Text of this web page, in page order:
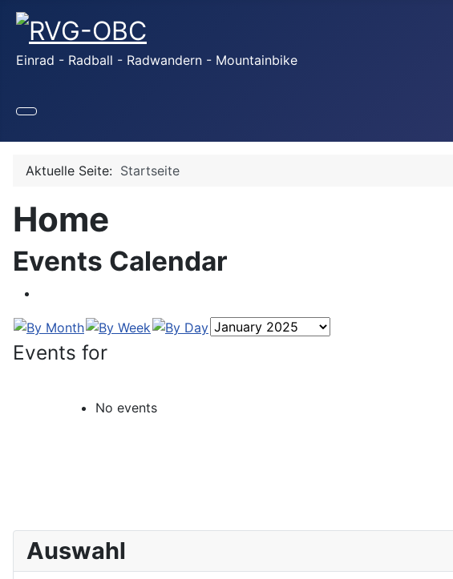
Einrad - Radball - Radwandern - Mountainbike
Aktuelle Seite: Startseite
Home
Events Calendar
Events for
No events
Auswahl